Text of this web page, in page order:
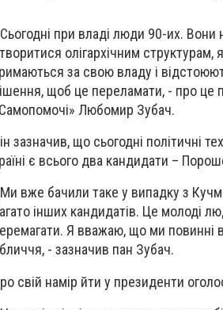
при владі люди 90-их. Вони
олігархічним структурам,
за свою владу і
щоб це переламати, - про це
Любомир Зубач.
зазначив, що сьогодні політичні
є всього два кандидати –
вже бачили таке у випадку з
інших кандидатів. Це молоді
Я вважаю, що ми повинні
- зазначив пан Зубач.
свій намір йти у президенти